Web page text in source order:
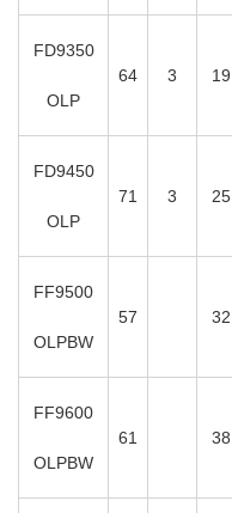
FD9350
OLP
64 3 19
FD9450
OLP
71 3 25
FF9500
OLPBW
57 32
FF9600
OLPBW
61 38